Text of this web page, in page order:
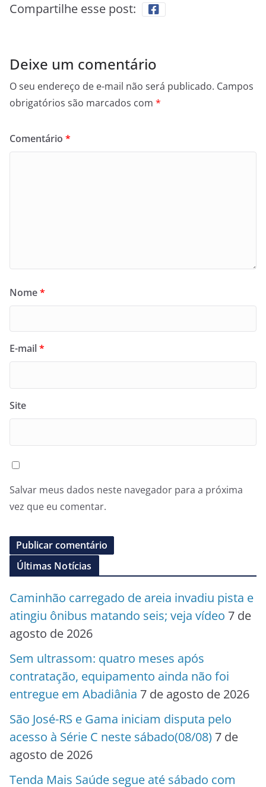
Compartilhe esse post:
Deixe um comentário
O seu endereço de e-mail não será publicado. Campos
obrigatórios são marcados com *
Comentário *
Nome*
E-mail*
Site
Salvar meus dados neste navegador para a próxima
vez que eu comentar.
Últimas Notícias
Caminhão carregado de areia invadiu pista e
atingiu ônibus matando seis; veja vídeo 7 de
agosto de 2026
Sem ultrassom: quatro meses após
contratação, equipamento ainda não foi
entregue em Abadiânia 7 de agosto de 2026
São José-RS e Gama iniciam disputa pelo
acesso à Série C neste sábado(08/08) 7 de
agosto de 2026
Tenda Mais Saúde segue até sábado com